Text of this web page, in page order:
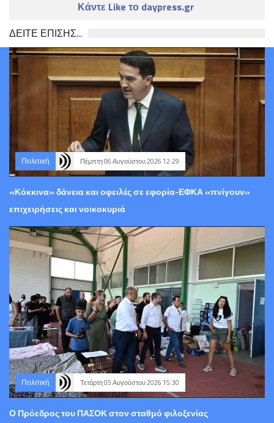
Κάντε Like το daypress.gr
ΔΕΙΤΕ ΕΠΙΣΗΣ...
Πολιτική Πέμπτη 06 Αυγούστου 2026 12:29
«Κόκκινα» δάνεια και οφειλές σε εφορία-ΕΦΚΑ «πνίγουν»
επιχειρήσεις και νοικοκυριά
Πολιτική Τετάρτη 05 Αυγούστου 2026 15:30
Ο Πρόεδρος του ΠΑΣΟΚ στον σταθμό φιλοξενίας